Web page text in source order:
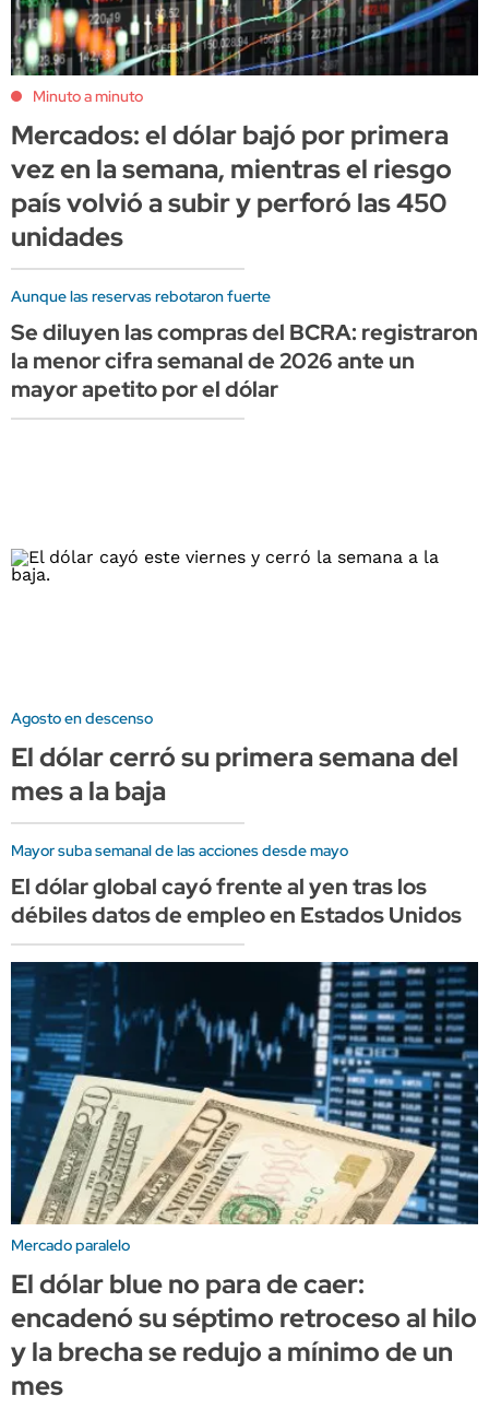
Minuto a minuto
Mercados: el dólar bajó por primera
vez en la semana, mientras el riesgo
país volvió a subir y perforó las 450
unidades
Aunque las reservas rebotaron fuerte
Se diluyen las compras del BCRA: registraron
la menor cifra semanal de 2026 ante un
mayor apetito por el dólar
Agosto en descenso
El dólar cerró su primera semana del
mes a la baja
Mayor suba semanal de las acciones desde mayo
El dólar global cayó frente al yen tras los
débiles datos de empleo en Estados Unidos
Mercado paralelo
El dólar blue no para de caer:
encadenó su séptimo retroceso al hilo
y la brecha se redujo a mínimo de un
mes